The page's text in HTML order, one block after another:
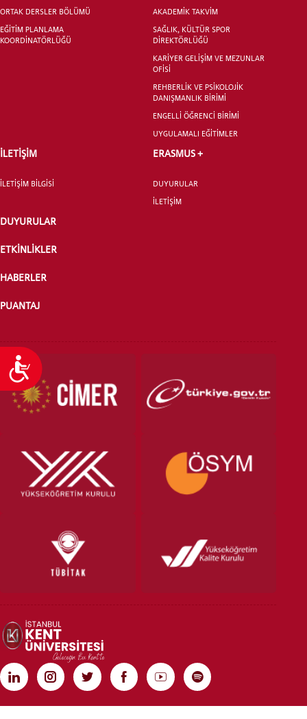
Ulaşılabilirlik
ÖNLİSANS ve
LİSANS ADAY ÖĞRENCİ
ORTAK DERSLER BÖLÜMÜ
EĞİTİM PLANLAMA
KOORDİNATÖRLÜĞÜ
AKADEMİK TAKVİM
SAĞLIK, KÜLTÜR SPOR
DİREKTÖRLÜĞÜ
KARİYER GELİŞİM VE MEZUNLAR
OFİSİ
REHBERLİK VE PSİKOLOJİK
DANIŞMANLIK BİRİMİ
ENGELLİ ÖĞRENCİ BİRİMİ
UYGULAMALI EĞİTİMLER
İLETİŞİM
İLETİŞİM BİLGİSİ
ERASMUS +
DUYURULAR
İLETİŞİM
DUYURULAR
ETKİNLİKLER
HABERLER
PUANTAJ